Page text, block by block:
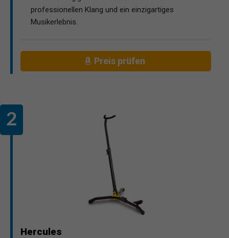
professionellen Klang und ein einzigartiges
Musikerlebnis.
Preis prüfen
Hercules